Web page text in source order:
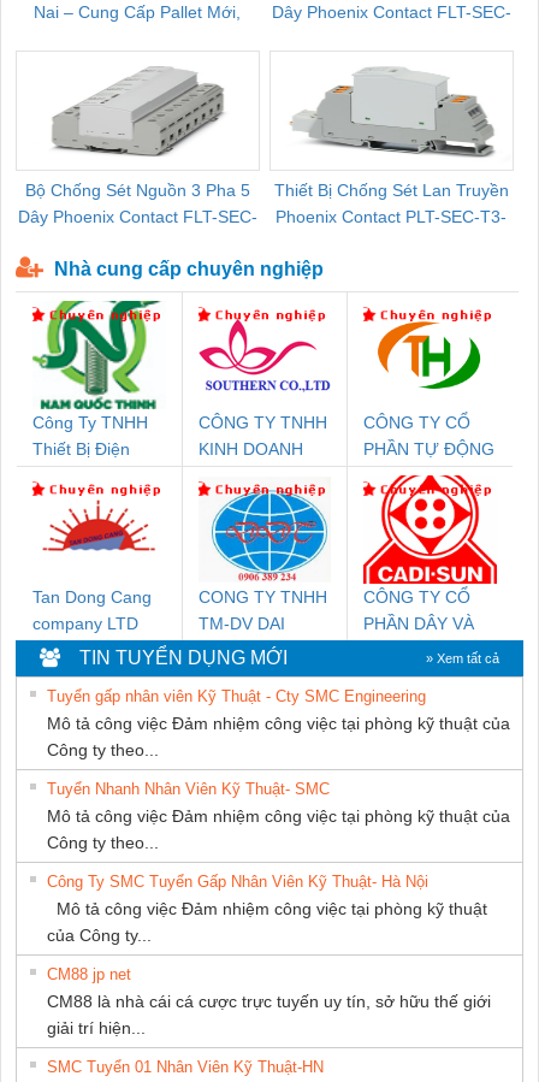
Nai – Cung Cấp Pallet Mới,
Dây Phoenix Contact FLT-SEC-
Bộ Chống Sét Nguồn 3 Pha 5
Dây Phoenix Contact FLT-SEC-
Thiết Bị Chống Sét Lan Truyền
Phoenix Contact PLT-SEC-T3-
Nhà cung cấp chuyên nghiệp
Công Ty TNHH
Thiết Bị Điện
CÔNG TY TNHH
KINH DOANH
PHƯƠNG NAM
CÔNG TY CỔ
PHẦN TỰ ĐỘNG
TIẾN HƯNG
Tan Dong Cang
company LTD
CONG TY TNHH
TM-DV DAI
DONG THANH
CÔNG TY CỔ
PHẦN DÂY VÀ
CÁP ĐIỆN
THƯỢNG ĐÌNH
TIN TUYỂN DỤNG MỚI » Xem tất cả
Tuyển gấp nhân viên Kỹ Thuật - Cty SMC Engineering
Mô tả công việc Đảm nhiệm công việc tại phòng kỹ thuật của
Công ty theo...
Tuyển Nhanh Nhân Viên Kỹ Thuật- SMC
Mô tả công việc Đảm nhiệm công việc tại phòng kỹ thuật của
Công ty theo...
Công Ty SMC Tuyển Gấp Nhân Viên Kỹ Thuật- Hà Nội
Mô tả công việc Đảm nhiệm công việc tại phòng kỹ thuật
của Công ty...
CM88 jp net
CM88 là nhà cái cá cược trực tuyến uy tín, sở hữu thế giới
giải trí hiện...
SMC Tuyển 01 Nhân Viên Kỹ Thuật-HN